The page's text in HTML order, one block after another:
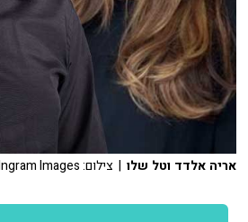
אריה אלדד וטל שלו | צילום: Ingram Images